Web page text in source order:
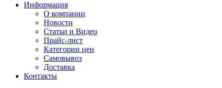
Информация
О компании
Новости
Статьи и Видео
Прайс-лист
Категории цен
Самовывоз
Доставка
Контакты